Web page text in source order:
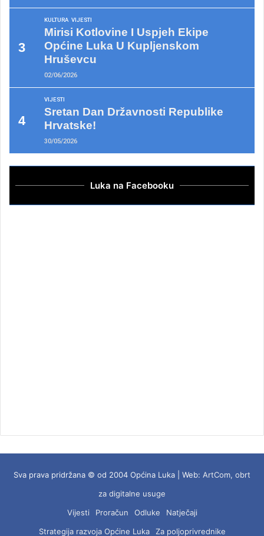
KULTURA VIJESTI
Mirisi Kotlovine I Uspjeh Ekipe
Općine Luka U Kupljenskom
Hruševcu
02/06/2026
VIJESTI
Sretan Dan Državnosti Republike
Hrvatske!
30/05/2026
Luka na Facebooku
Sva prava pridržana © od 2004 Općina Luka | Web: ArtCom, obrt
za digitalne usuge
Vijesti
Proračun Odluke
Natječaji
Strategija razvoja Općine Luka
Za poljoprivrednike